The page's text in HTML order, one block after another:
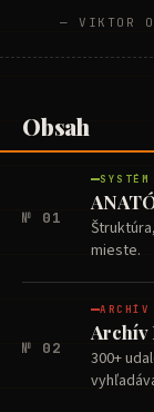
— VIKTOR
Obsah
№ 01
SYSTÉM
mieste.
№ 02
ARCHÍV
Archív
300+